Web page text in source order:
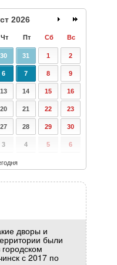
2026
Чт Пт Сб Вс
30 31 1 2
6 7 8 9
13 14 15 16
20 21 22 23
27 28 29 30
3 4 5 6
дворы и
были
с 2017 по